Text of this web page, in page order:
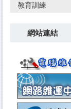
教育訓練
網站連結